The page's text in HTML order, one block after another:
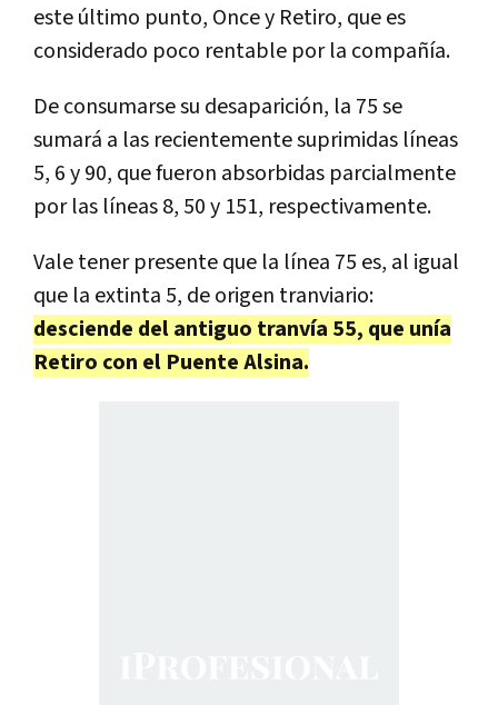
este último punto, Once y Retiro, que es
considerado poco rentable por la compañía.
De consumarse su desaparición, la 75 se
sumará a las recientemente suprimidas líneas
5, 6 y 90, que fueron absorbidas parcialmente
por las líneas 8, 50 y 151, respectivamente.
Vale tener presente que la línea 75 es, al igual
que la extinta 5, de origen tranviario:
desciende del antiguo tranvía 55, que unía
Retiro con el Puente Alsina.